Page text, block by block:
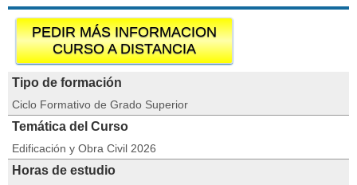
PEDIR MÁS INFORMACION
CURSO A DISTANCIA
Tipo de formación
Ciclo Formativo de Grado Superior
Temática del Curso
Edificación y Obra Civil 2026
Horas de estudio